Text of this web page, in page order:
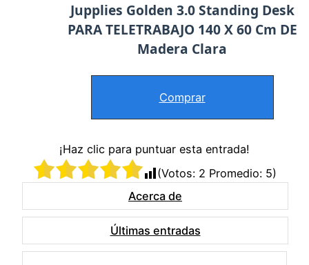
Jupplies Golden 3.0 Standing Desk
PARA TELETRABAJO 140 X 60 Cm DE
Madera Clara
Comprar
¡Haz clic para puntuar esta entrada!
(Votos: 2 Promedio: 5)
Acerca de
Últimas entradas